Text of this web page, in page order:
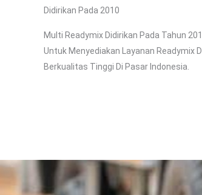
Didirikan Pada 2010
Multi Readymix Didirikan Pada Tahun
Untuk Menyediakan Layanan Readymix
Berkualitas Tinggi Di Pasar Indonesia.